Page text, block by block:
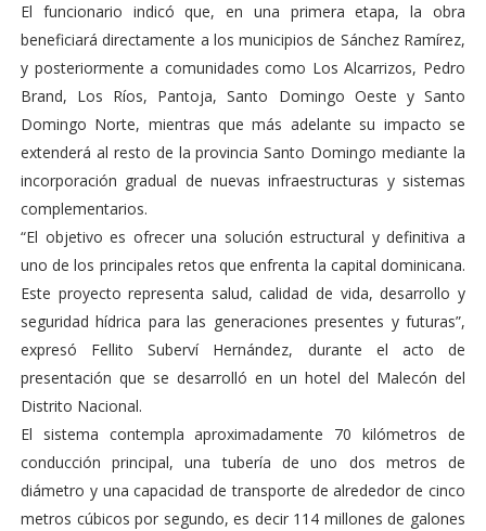
El funcionario indicó que, en una primera etapa, la obra
beneficiará directamente a los municipios de Sánchez Ramírez,
y posteriormente a comunidades como Los Alcarrizos, Pedro
Brand, Los Ríos, Pantoja, Santo Domingo Oeste y Santo
Domingo Norte, mientras que más adelante su impacto se
extenderá al resto de la provincia Santo Domingo mediante la
incorporación gradual de nuevas infraestructuras y sistemas
complementarios.
“El objetivo es ofrecer una solución estructural y definitiva a
uno de los principales retos que enfrenta la capital dominicana.
Este proyecto representa salud, calidad de vida, desarrollo y
seguridad hídrica para las generaciones presentes y futuras”,
expresó Fellito Suberví Hernández, durante el acto de
presentación que se desarrolló en un hotel del Malecón del
Distrito Nacional.
El sistema contempla aproximadamente 70 kilómetros de
conducción principal, una tubería de uno dos metros de
diámetro y una capacidad de transporte de alrededor de cinco
metros cúbicos por segundo, es decir 114 millones de galones